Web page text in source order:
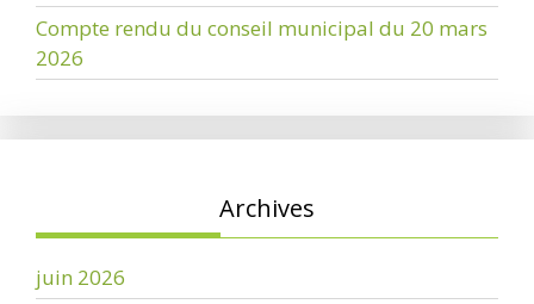
Compte rendu du conseil municipal du 20 mars
2026
Archives
juin 2026